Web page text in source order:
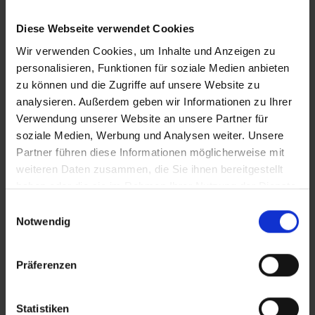
Diese Webseite verwendet Cookies
Wir verwenden Cookies, um Inhalte und Anzeigen zu
personalisieren, Funktionen für soziale Medien anbieten
zu können und die Zugriffe auf unsere Website zu
analysieren. Außerdem geben wir Informationen zu Ihrer
Verwendung unserer Website an unsere Partner für
soziale Medien, Werbung und Analysen weiter. Unsere
Partner führen diese Informationen möglicherweise mit
weiteren Daten zusammen, die Sie ihnen bereitgestellt
haben oder die sie im Rahmen Ihrer Nutzung der Dienste
Notwendig
Präferenzen
Statistiken
FILZ FÄCHERSCHEIBEN KOMBINIERT – MIT
SCHLEIFVLIES
Vielfältige Werkzeuge zum Hochglanzpolieren.